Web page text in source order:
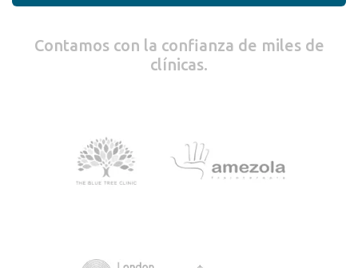
Contamos con la confianza de miles de
clínicas.